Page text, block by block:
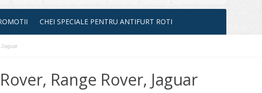
CHEI SPECIALE PENTRU ANTIFURT ROTI
Jaguar
Range Rover, Jaguar